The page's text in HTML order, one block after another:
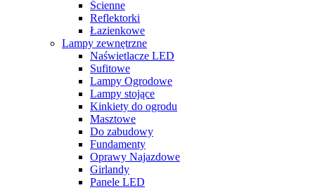
Ścienne
Reflektorki
Łazienkowe
Lampy zewnętrzne
Naświetlacze LED
Sufitowe
Lampy Ogrodowe
Lampy stojące
Kinkiety do ogrodu
Masztowe
Do zabudowy
Fundamenty
Oprawy Najazdowe
Girlandy
Panele LED